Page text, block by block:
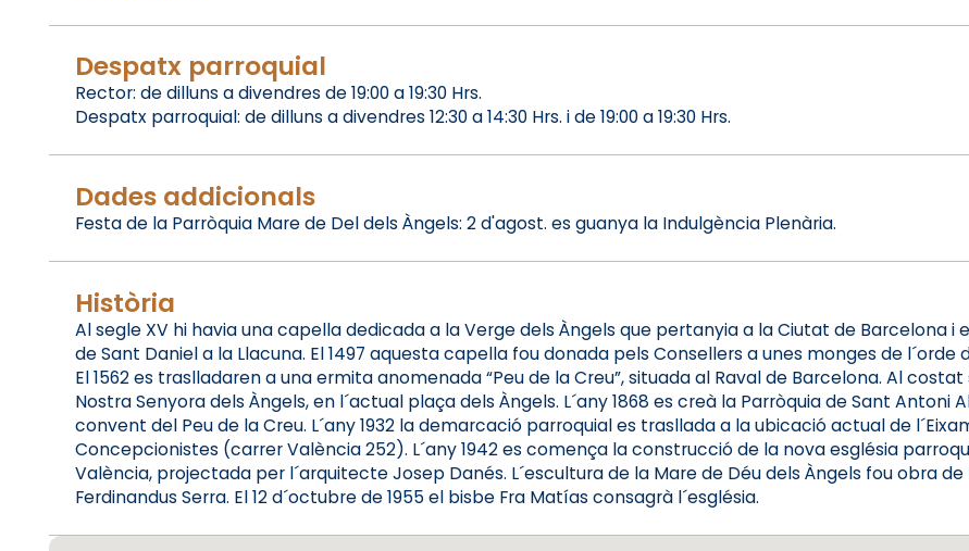
Despatx parroquial
Rector: de dilluns a divendres de 19:00 a 19:30 Hrs.
Despatx parroquial: de dilluns a divendres 12:30 a 14:30 Hrs. i de 19:00 a 19:30 Hrs.
Dades addicionals
Festa de la Parròquia Mare de Del dels Àngels: 2 d'agost. es guanya la Indulgència Plenària.
Història
Al segle XV hi havia una capella dedicada a la Verge dels Àngels que pertanyia a la Ciutat de Barcelona
de Sant Daniel a la Llacuna. El 1497 aquesta capella fou donada pels Consellers a unes monges de
El 1562 es traslladaren a una ermita anomenada “Peu de la Creu”, situada al Raval de Barcelona. Al costat
Nostra Senyora dels Àngels, en l´actual plaça dels Àngels. L´any 1868 es creà la Parròquia de Sant Antoni
convent del Peu de la Creu. L´any 1932 la demarcació parroquial es trasllada a la ubicació actual de
Concepcionistes (carrer València 252). L´any 1942 es comença la construcció de la nova església
València, projectada per l´arquitecte Josep Danés. L´escultura de la Mare de Déu dels Àngels fou obra
Ferdinandus Serra. El 12 d´octubre de 1955 el bisbe Fra Matías consagrà l´església.